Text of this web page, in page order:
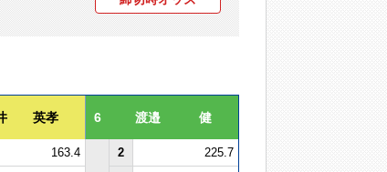
英孝 6 渡邉 健
163.4 2
225.7